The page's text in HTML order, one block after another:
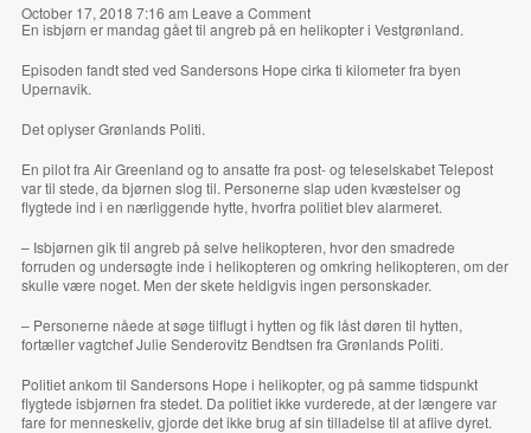
October 17, 2018 7:16 am Leave a Comment
En isbjørn er mandag gået til angreb på en helikopter i Vestgrønland.
Episoden fandt sted ved Sandersons Hope cirka ti kilometer fra byen
Upernavik.
Det oplyser Grønlands Politi.
En pilot fra Air Greenland og to ansatte fra post- og teleselskabet Telepost
var til stede, da bjørnen slog til. Personerne slap uden kvæstelser og
flygtede ind i en nærliggende hytte, hvorfra politiet blev alarmeret.
– Isbjørnen gik til angreb på selve helikopteren, hvor den smadrede
forruden og undersøgte inde i helikopteren og omkring helikopteren, om der
skulle være noget. Men der skete heldigvis ingen personskader.
– Personerne nåede at søge tilflugt i hytten og fik låst døren til hytten,
fortæller vagtchef Julie Senderovitz Bendtsen fra Grønlands Politi.
Politiet ankom til Sandersons Hope i helikopter, og på samme tidspunkt
flygtede isbjørnen fra stedet. Da politiet ikke vurderede, at der længere var
fare for menneskeliv, gjorde det ikke brug af sin tilladelse til at aflive dyret.